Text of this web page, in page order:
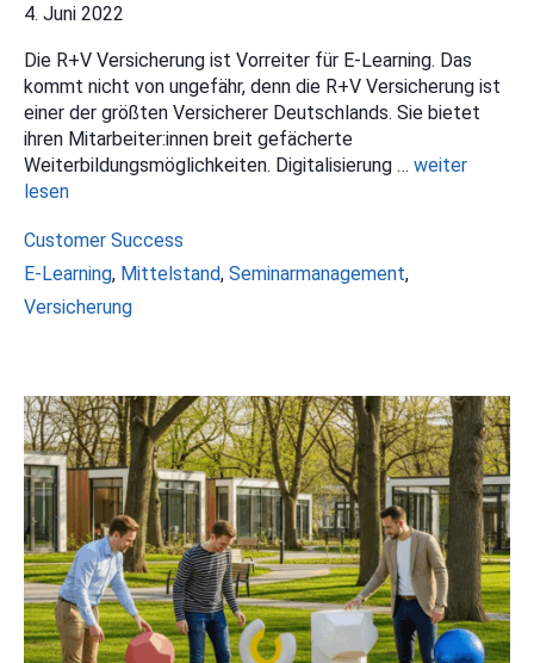
4. Juni 2022
Die R+V Versicherung ist Vorreiter für E-Learning. Das
kommt nicht von ungefähr, denn die R+V Versicherung ist
einer der größten Versicherer Deutschlands. Sie bietet
ihren Mitarbeiter:innen breit gefächerte
Weiterbildungsmöglichkeiten. Digitalisierung … weiter
lesen
Kategorien
Customer Success
Schlagwörter
E-Learning, Mittelstand, Seminarmanagement,
Versicherung